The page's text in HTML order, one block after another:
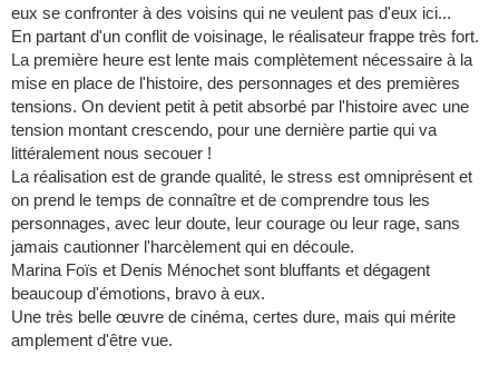
eux se confronter à des voisins qui ne veulent pas d'eux ici...
En partant d'un conflit de voisinage, le réalisateur frappe très fort.
La première heure est lente mais complètement nécessaire à la
mise en place de l'histoire, des personnages et des premières
tensions. On devient petit à petit absorbé par l'histoire avec une
tension montant crescendo, pour une dernière partie qui va
littéralement nous secouer !
La réalisation est de grande qualité, le stress est omniprésent et
on prend le temps de connaître et de comprendre tous les
personnages, avec leur doute, leur courage ou leur rage, sans
jamais cautionner l'harcèlement qui en découle.
Marina Foïs et Denis Ménochet sont bluffants et dégagent
beaucoup d'émotions, bravo à eux.
Une très belle œuvre de cinéma, certes dure, mais qui mérite
amplement d'être vue.